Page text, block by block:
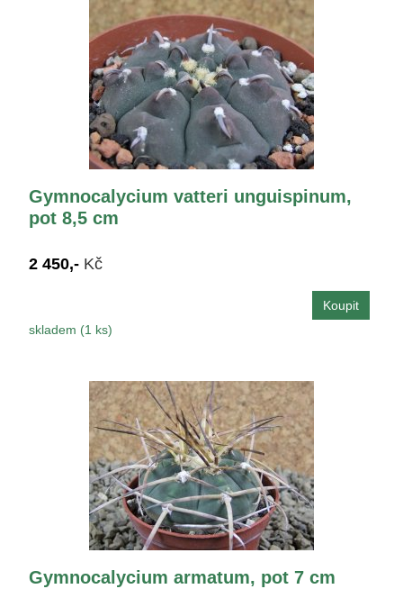
Gymnocalycium vatteri unguispinum,
pot 8,5 cm
2 450,- Kč
skladem (1 ks)
Gymnocalycium armatum, pot 7 cm